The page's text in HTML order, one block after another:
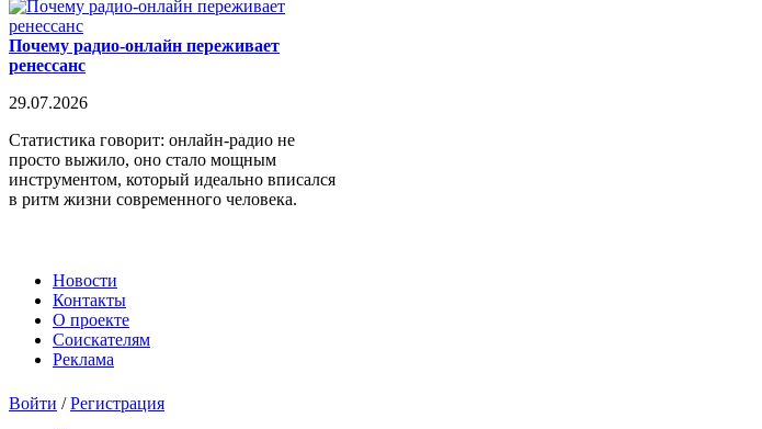
Почему радио-онлайн переживает
ренессанс
29.07.2026
Статистика говорит: онлайн-радио не
просто выжило, оно стало мощным
инструментом, который идеально вписался
в ритм жизни современного человека.
Новости
Контакты
О проекте
Соискателям
Реклама
Войти /Регистрация